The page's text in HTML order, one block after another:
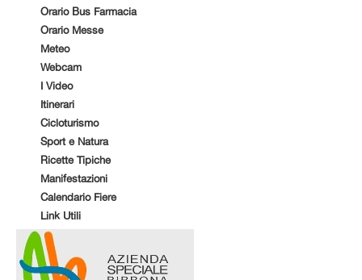
Orario Bus Farmacia
Orario Messe
Meteo
Webcam
I Video
Itinerari
Cicloturismo
Sport e Natura
Ricette Tipiche
Manifestazioni
Calendario Fiere
Link Utili